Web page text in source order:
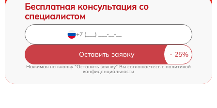
Бесплатная консультация со
специалистом
Оставить заявку
Нажимая на кнопку "Оставить заявку" Вы соглашаетесь cполитикой
конфиденциальности